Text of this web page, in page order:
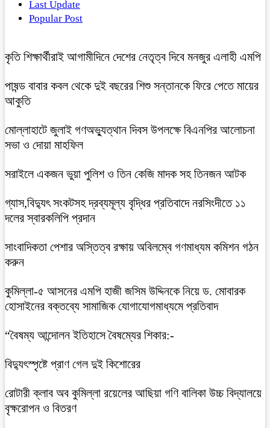
Last Update
Popular Post
কৃতি শিক্ষার্থীরাই আগামীদিনে দেশের নেতৃত্ব দিবে মনজুর এলাহী এমপি
পাষন্ড বাবার কবল থেকে দুই বছরের শিশু সন্তানকে ফিরে পেতে মায়ের
আকুতি
মোল্লাহাটে জুলাই গণঅভ্যুত্থান দিবস উপলক্ষে বিএনপির আলোচনা
সভা ও দোয়া মাহফিল
সরাইলে একজন ভুয়া পুলিশ ও তিন কেজি মাদক সহ তিনজন আটক
গ্যাস,বিদ্যুৎ সংকটসহ দ্রব্যমূল্য বৃদ্ধির প্রতিবাদে নরসিংদীতে ১১
দলের স্বারকলিপি প্রদান
সাংবাদিকতা পেশার অস্তিত্ব রক্ষায় অবিলম্বে গণমাধ্যম কমিশন গঠন
করুন
কুমিল্লা-৫ আসনের এমপি হাজী জসিম উদ্দিনকে নিয়ে ড. মোবারক
হোসাইনের বক্তব্যে সামাজিক যোগাযোগমাধ্যমে প্রতিবাদ
“বৈষম্য আন্দোলন ইতিহাসে বৈষম্যের শিকার:-
বিদ্যুৎস্পৃষ্টে প্রাণ গেল দুই কিশোরের
রোটারী ক্লাব অব কুমিল্লা রয়েলের আছিয়া গণি বালিকা উচ্চ বিদ্যালয়ে
বৃক্ষরোপন ও বিতরণ